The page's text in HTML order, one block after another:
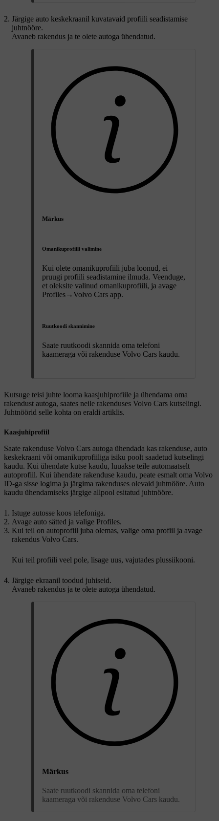
Järgige auto keskekraanil kuvatavaid profiili seadistamise
juhtnööre.
Avaneb rakendus ja te olete autoga ühendatud.
Märkus
Omanikuprofiili valimine
Kui olete omanikuprofiili juba loonud, ei
pruugi profiili seadistamine ilmuda. Veenduge,
et oleksite valinud omanikuprofiili, ja avage
Profiles→Volvo Cars app.
Ruutkoodi skannimine
Saate ruutkoodi skannida oma telefoni
kaameraga või rakenduse Volvo Cars kaudu.
Kutsuge teisi juhte looma kaasjuhiprofiile ja ühendama oma
rakendust autoga, saates neile rakenduses Volvo Cars kutselingi.
Juhtnöörid selle kohta on eraldi artiklis.
Kaasjuhiprofiil
Saate rakenduse Volvo Cars autoga ühendada kas rakenduse, auto
keskekraani või omanikuprofiiliga isiku poolt saadetud kutselingi
kaudu. Kui ühendate kutse kaudu, luuakse teile automaatselt
autoprofiil. Kui ühendate rakenduse kaudu, peate esmalt oma Volvo
ID-ga sisse logima ja järgima rakenduses olevaid juhtnööre. Auto
kaudu ühendamiseks järgige allpool esitatud juhtnööre.
Istuge autosse koos telefoniga.
Avage auto sätted ja valige Profiles.
Kui teil on autoprofiil juba olemas, valige oma profiil ja avage
rakendus Volvo Cars.
Kui teil profiili veel pole, lisage uus, vajutades plussiikooni.
Järgige ekraanil toodud juhiseid.
Avaneb rakendus ja te olete autoga ühendatud.
Märkus
Saate ruutkoodi skannida oma telefoni
kaameraga või rakenduse Volvo Cars kaudu.